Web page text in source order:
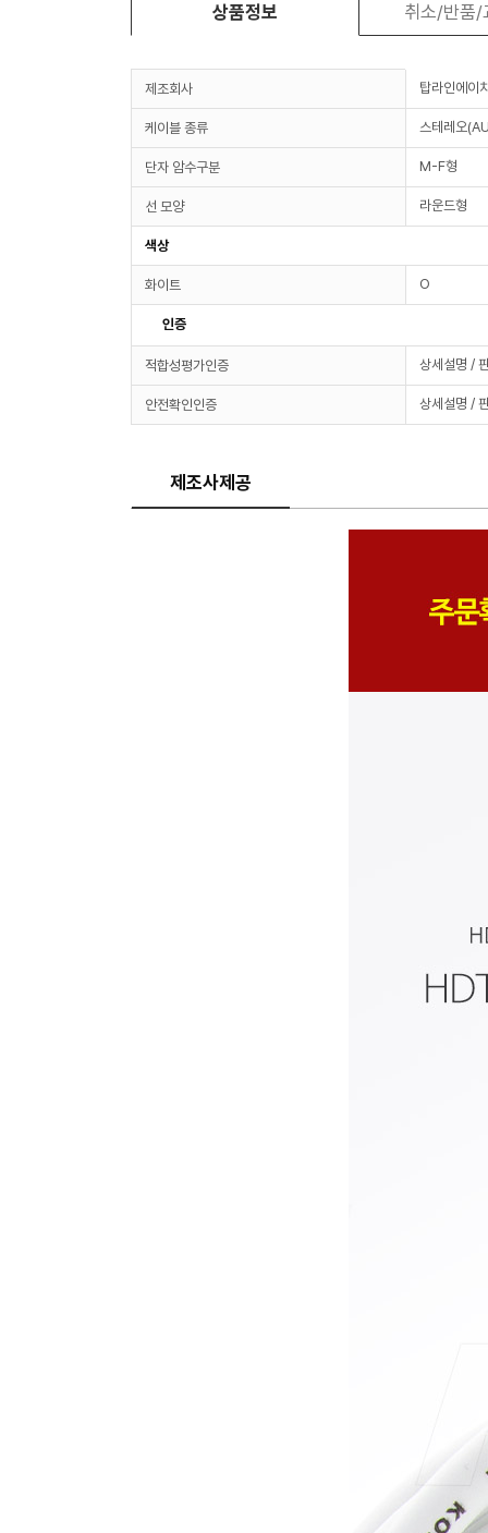
상품정보 취소/반품/
제조회사 탑라인에이
케이블 종류 스테레오
단자 암수구분 M-F형
선 모양 라운드형
색상
화이트 O
인증
적합성평가인증 상세설명 /
안전확인인증 상세설명 /
제조사제공